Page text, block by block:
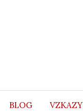
BLOG VZKAZY